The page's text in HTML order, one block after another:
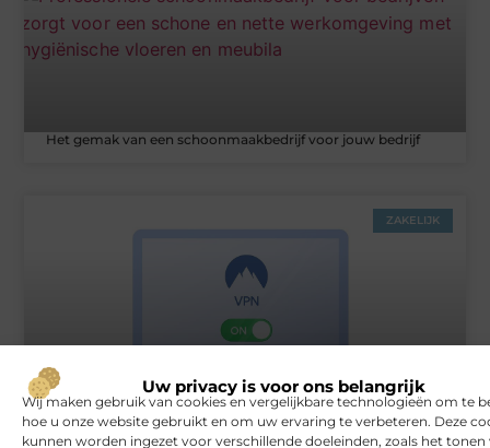
Uw privacy is voor ons belangrijk
Wij maken gebruik van cookies en vergelijkbare technologieën om te
hoe u onze website gebruikt en om uw ervaring te verbeteren. Deze
kunnen worden ingezet voor verschillende doeleinden, zoals het tonen
Het gemak van een schoonmaakbedrijf voor jouw bedrijf
ZAKELIJK
Rust en vertrouwen op elke locatie